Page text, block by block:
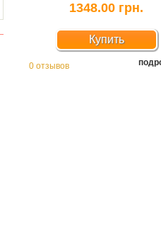
1348.00 грн.
Купить
0 отзывов